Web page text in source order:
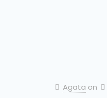
Agata on